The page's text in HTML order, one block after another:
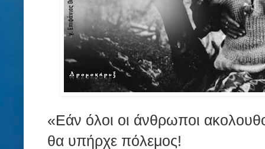
«Εάν όλοι οι άνθρωποι
θα υπήρχε πόλεμος!